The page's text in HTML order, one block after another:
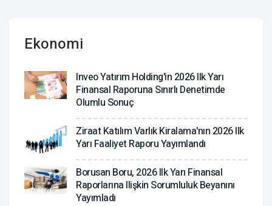
Ekonomi
Inveo Yatırım Holding'in 2026 Ilk Yarı
Finansal Raporuna Sınırlı Denetimde
Olumlu Sonuç
Ziraat Katılım Varlık Kiralama'nın 2026 Ilk
Yarı Faaliyet Raporu Yayımlandı
Borusan Boru, 2026 Ilk Yarı Finansal
Raporlarına Ilişkin Sorumluluk Beyanını
Yayımladı